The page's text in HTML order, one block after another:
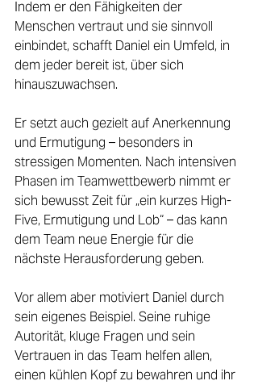
Indem er den Fähigkeiten der
Menschen vertraut und sie sinnvoll
einbindet, schafft Daniel ein Umfeld, in
dem jeder bereit ist, über sich
hinauszuwachsen.
Er setzt auch gezielt auf Anerkennung
und Ermutigung – besonders in
stressigen Momenten. Nach intensiven
Phasen im Teamwettbewerb nimmt er
sich bewusst Zeit für „ein kurzes High-
Five, Ermutigung und Lob“ – das kann
dem Team neue Energie für die
nächste Herausforderung geben.
Vor allem aber motiviert Daniel durch
sein eigenes Beispiel. Seine ruhige
Autorität, kluge Fragen und sein
Vertrauen in das Team helfen allen,
einen kühlen Kopf zu bewahren und ihr